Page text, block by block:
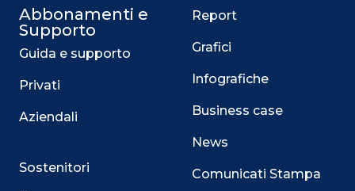
Abbonamenti e
Supporto
Guida e supporto
Privati
Aziendali
Sostenitori
Report
Grafici
Infografiche
Business case
News
Comunicati Stampa